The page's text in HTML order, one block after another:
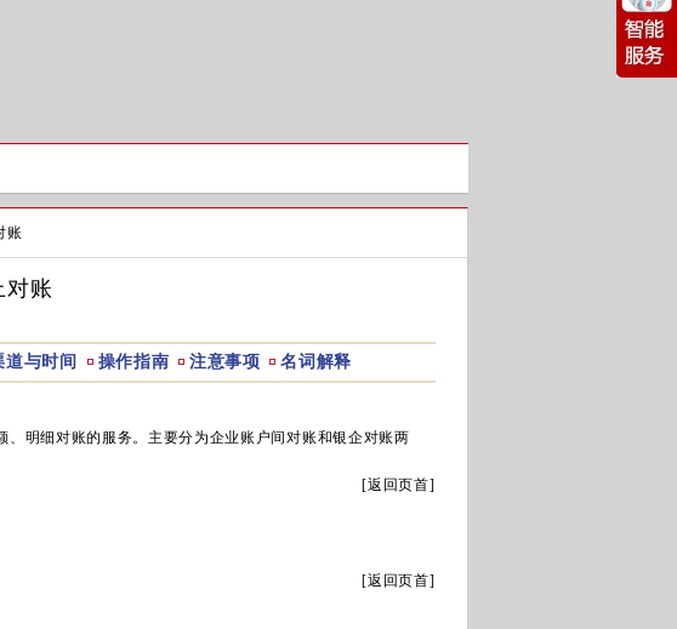
账
对账
道与时间 操作指南 注意事项 名词解释
明细对账的服务。主要分为企业账户间对账和银企对账两
[返回页首]
[返回页首]